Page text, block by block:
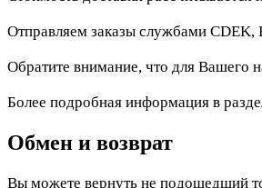
Отправляем заказы службами CDEK,
Обратите внимание, что для Вашего
Более подробная информация в
Обмен и возврат
Вы можете вернуть не подошедший